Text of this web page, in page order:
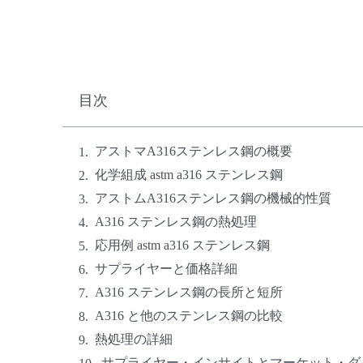
目次
アストマA316ステンレス鋼の概要
化学組成 astm a316 ステンレス鋼
アストムA316ステンレス鋼の機械的性質
A316 ステンレス鋼の熱処理
応用例 astm a316 ステンレス鋼
サプライヤーと価格詳細
A316 ステンレス鋼の長所と短所
A316 と他のステンレス鋼の比較
熱処理の詳細